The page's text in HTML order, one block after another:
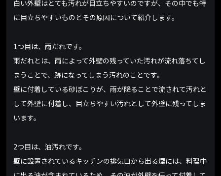
白い外壁はとても汚れが目立ちやすいのですが、その中でも特
に目立ちやすいものとその原因について紹介します。
1つ目は、雨だれです。
雨だれとは、雨によって外壁の残っていた汚れが流れ落ちてし
まうことで、跡になってしまう汚れのことです。
壁に付着している砂ぼこりが、雨が降ることで流されて汚れと
して外壁に付着し、目立ちやすい汚れとして外壁に残ってしま
います。
2つ目は、油汚れです。
壁に設置されているキッチンの排気口から出る煙には、料理中